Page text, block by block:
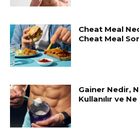
Cheat Meal
Cheat Meal
Gainer Nedir,
Kullanılır ve